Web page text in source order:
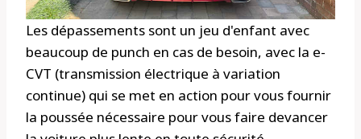
Les dépassements sont un jeu d'enfant avec
beaucoup de punch en cas de besoin, avec la e-
CVT (transmission électrique à variation
continue) qui se met en action pour vous fournir
la poussée nécessaire pour vous faire devancer